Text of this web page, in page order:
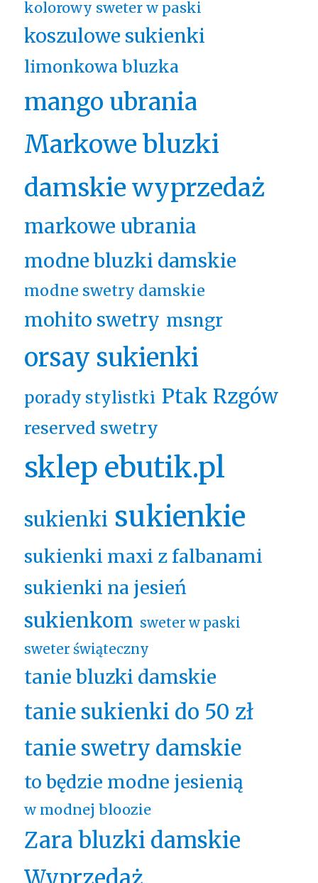
kolorowy sweter w paski
koszulowe sukienki
limonkowa bluzka
mango ubrania
Markowe bluzki
damskie wyprzedaż
markowe ubrania
modne bluzki damskie
modne swetry damskie
mohito swetry msngr
orsay sukienki
porady stylistki Ptak Rzgów
reserved swetry
sklep ebutik.pl
sukienki sukienkie
sukienki maxi z falbanami
sukienki na jesień
sukienkom sweter w paski
sweter świąteczny
tanie bluzki damskie
tanie sukienki do 50 zł
tanie swetry damskie
to będzie modne jesienią
w modnej bloozie
Zara bluzki damskie